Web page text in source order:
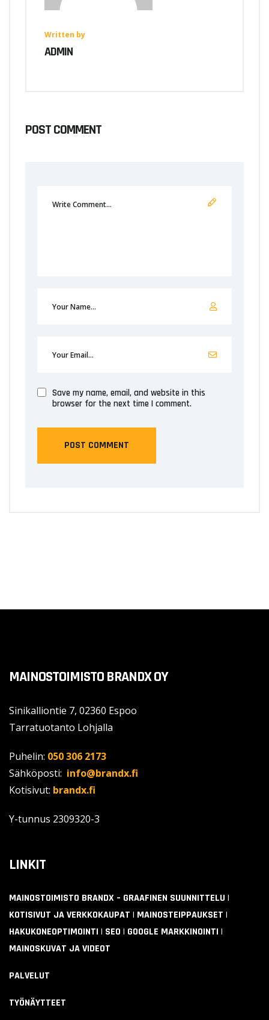
Written by
ADMIN
POST COMMENT
Save my name, email, and website in this
browser for the next time I comment.
MAINOSTOIMISTO BRANDX OY
Sinikalliontie 7, 02360 Espoo
Tarratuotanto Lohjalla
Puhelin: 050 306 2173
Sähköposti: info@brandx.fi
Kotisivut: brandx.fi
Y-tunnus 2309320-3
LINKIT
MAINOSTOIMISTO BRANDX – GRAAFINEN SUUNNITTELU |
KOTISIVUT JA VERKKOKAUPAT | MAINOSTEIPPAUKSET |
HAKUKONEOPTIMOINTI | SEO | GOOGLE MARKKINOINTI |
MAINOSKUVAT JA VIDEOT
PALVELUT
TYÖNÄYTTEET